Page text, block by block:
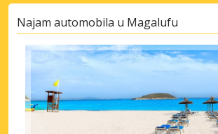
Najam automobila u Magalufu